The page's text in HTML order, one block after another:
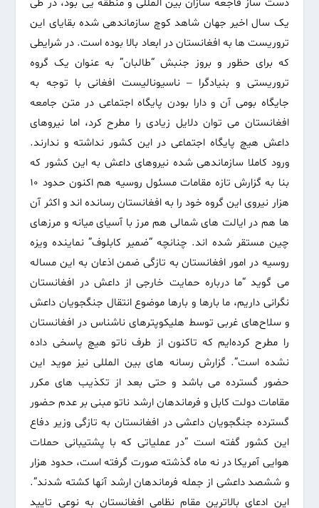
یک سال اخیر جهان شاهد کوچ سازماندهی شده بقایای این
تروریست ها به افغانستان در ابعاد بالا بوده است. در شرایطی
که برای حظور و بروز جنبش “طالبان” به عنوان یک گروه
تروریستی و بنیادگرا – ناسیونالیست افغانی با توجه به
جایگاه بومی آن و دارا بودن پایگاه اجتماعی در متن جامعه
افغانستان می توان دلایل زیادی را مطرح کرد، اما نیروهای
داعش هیچ پایگاه اجتماعی در این کشور نداشته و ندارند.
ورود کاملا سازماندهی شده نیروهای داعش به این کشور که
بنا به گزارش تازه مقامات مسئول روسیه هم اکنون حدود ۱۰
هزار نیروی این گروه خود را به افغانستان رسانده اند و اکثر آن
ها هم در ایالت های شمالی هم مرز با آسیای میانه و مرزهای
چین مستقر شده اند. چنانچه “ضمیر کابلوف” نماینده ویزه
روسیه در امور افغانستان به تازگی ضمن اذعان به این مساله
می گوید “ما درباره حمایت خارجی از داعش در افغانستان
نگرانی داریم، ما بارها و بارها موضوع انتقال جنگجویان داعش
و سلاح‌های غربی توسط هلیکوپترهای ناشناس در افغانستان
را مطرح کرده‌ایم که تاکنون از طرف ناتو هیچ پاسخی داده
نشده است”. گزارش رسانه های بین المللی نیز موید این
حضور گسترده می باشد و حتی بعد از تکذیب های مکرر
مقامات دولت کابل و فرماندهان ارشد ناتو مبنی بر عدم حضور
گسترده جنگجویان داعشی در افغانستان به تازگی وزیر دفاع
این کشور گفته است “در عملیاتی که با پشتیبانی حملات
هوایی آمریکا در نه ماه گذشته صورت گرفته است، حدود هزار
و ششصد داعشی از جمله فرماندهان ارشد آنها کشته شدند”.
این ادعای بالاترین مقام نظامی افغانستان به نوعی تایید